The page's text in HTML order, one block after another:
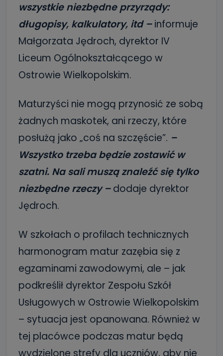
wszystkie niezbędne przyrządy:
długopisy, kalkulatory, itd –informuje
Małgorzata Jędroch, dyrektor IV
Liceum Ogólnokształcącego w
Ostrowie Wielkopolskim.
Maturzyści nie mogą przynosić ze sobą
żadnych maskotek, ani rzeczy, które
posłużą jako „coś na szczęście”. –
Wszystko trzeba będzie zostawić w
szatni. Na sali muszą znaleźć się tylko
niezbędne rzeczy – dodaje dyrektor
Jędroch.
W szkołach o profilach technicznych
harmonogram matur zazębia się z
egzaminami zawodowymi, ale – jak
podkreślił dyrektor Zespołu Szkół
Usługowych w Ostrowie Wielkopolskim
– sytuacja jest opanowana. Również w
tej placówce podczas matur będą
wydzielone strefy dla uczniów, aby nie